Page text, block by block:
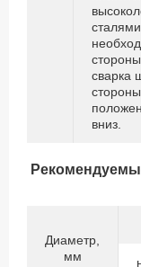
сварка
вниз.
Диаметр,
мм